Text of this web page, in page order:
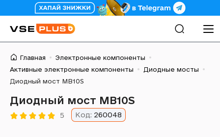
Главная
Электронные компоненты
Активные электронные компоненты
Диодные мосты
Диодный мост MB10S
Диодный мост MB10S
5 Код: 260048